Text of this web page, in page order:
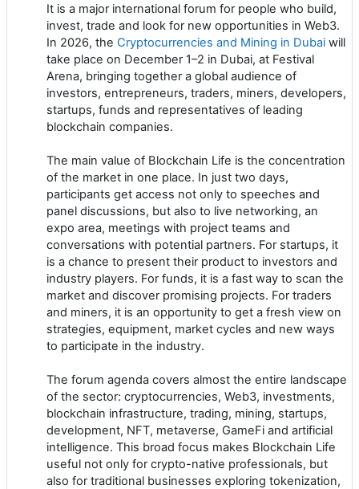
It is a major international forum for people who build,
invest, trade and look for new opportunities in Web3.
In 2026, the Cryptocurrencies and Mining in Dubai will
take place on December 1–2 in Dubai, at Festival
Arena, bringing together a global audience of
investors, entrepreneurs, traders, miners, developers,
startups, funds and representatives of leading
blockchain companies.
The main value of Blockchain Life is the concentration
of the market in one place. In just two days,
participants get access not only to speeches and
panel discussions, but also to live networking, an
expo area, meetings with project teams and
conversations with potential partners. For startups, it
is a chance to present their product to investors and
industry players. For funds, it is a fast way to scan the
market and discover promising projects. For traders
and miners, it is an opportunity to get a fresh view on
strategies, equipment, market cycles and new ways
to participate in the industry.
The forum agenda covers almost the entire landscape
of the sector: cryptocurrencies, Web3, investments,
blockchain infrastructure, trading, mining, startups,
development, NFT, metaverse, GameFi and artificial
intelligence. This broad focus makes Blockchain Life
useful not only for crypto-native professionals, but
also for traditional businesses exploring tokenization,